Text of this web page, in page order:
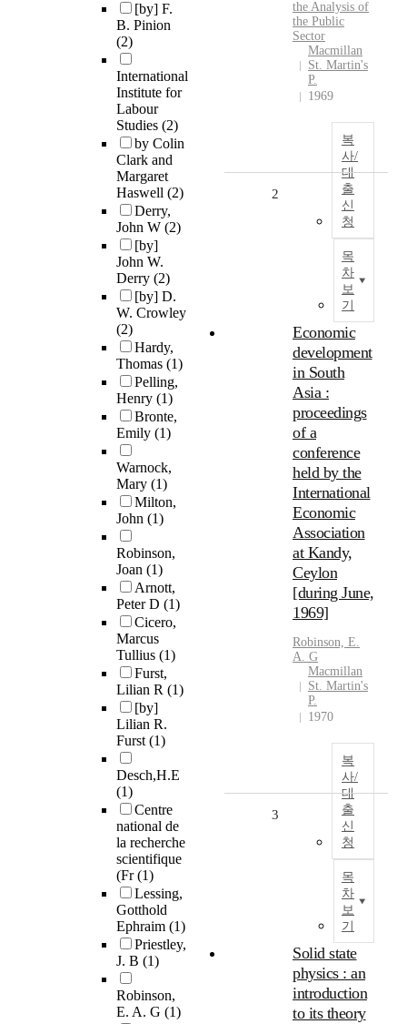
[by] F.
B. Pinion
(2)
International
Institute for
Labour
Studies (2)
by Colin
Clark and
Margaret
Haswell (2)
Derry,
John W (2)
[by]
John W.
Derry (2)
[by] D.
W. Crowley
(2)
Hardy,
Thomas (1)
Pelling,
Henry (1)
Bronte,
Emily (1)
Warnock,
Mary (1)
Milton,
John (1)
Robinson,
Joan (1)
Arnott,
Peter D (1)
Cicero,
Marcus
Tullius (1)
Furst,
Lilian R (1)
[by]
Lilian R.
Furst(1)
Desch,H.E
(1)
Centre
national de
la recherche
scientifique
(Fr(1)
Lessing,
Gotthold
Ephraim (1)
Priestley,
J. B (1)
Robinson,
E. A. G (1)
the Analysis of
the Public
Sector
Macmillan
St. Martin's
P.
1969
복
사/
대
출
신
청
목
차
보
기
2
Economic
development
in South
Asia :
proceedings
of a
conference
held by the
International
Economic
Association
at Kandy,
Ceylon
[during June,
1969]
Robinson, E.
A. G
Macmillan
St. Martin's
P.
1970
복
사/
대
출
신
청
목
차
보
기
3
Solid state
physics : an
introduction
to its theory